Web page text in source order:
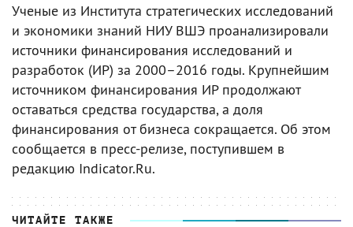
Ученые из Института стратегических исследований
и экономики знаний НИУ ВШЭ проанализировали
источники финансирования исследований и
разработок (ИР) за 2000–2016 годы. Крупнейшим
источником финансирования ИР продолжают
оставаться средства государства, а доля
финансирования от бизнеса сокращается. Об этом
сообщается в пресс-релизе, поступившем в
редакцию Indicator.Ru.
ЧИТАЙТЕ ТАКЖЕ